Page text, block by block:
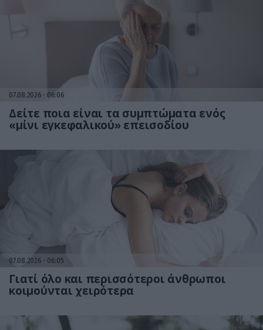
07.08.2026 06:06
Δείτε ποια είναι τα συμπτώματα ενός
«μίνι εγκεφαλικού» επεισοδίου
07.08.2026 06:05
Γιατί όλο και περισσότεροι άνθρωποι
κοιμούνται χειρότερα